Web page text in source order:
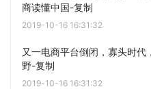
商读懂中国-复制
2019-10-16 16:31:32
又一电商平台倒闭，寡头时代
野-复制
2019-10-16 16:31:32